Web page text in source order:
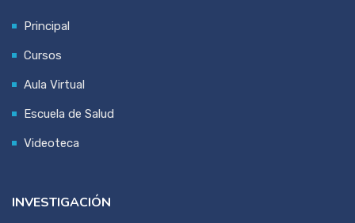
Principal
Cursos
Aula Virtual
Escuela de Salud
Videoteca
INVESTIGACIÓN